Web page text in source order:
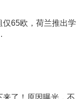
仅65欧，荷兰推出学
了！原因曝光，不